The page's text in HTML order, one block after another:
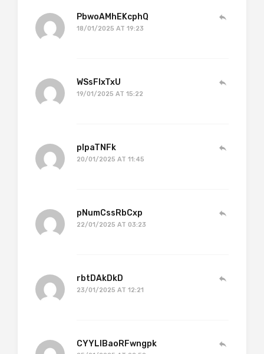
PbwoAMhEKcphQ
18/01/2025 AT 19:23
WSsFIxTxU
19/01/2025 AT 15:22
pIpaTNFk
20/01/2025 AT 11:45
pNumCssRbCxp
22/01/2025 AT 03:23
rbtDAkDkD
23/01/2025 AT 12:21
CYYLIBaoRFwngpk